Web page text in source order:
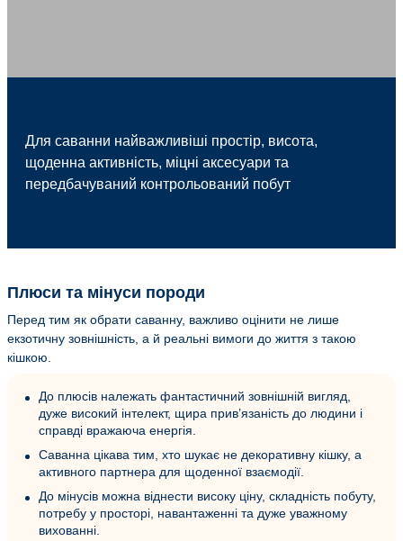
Для саванни найважливіші простір, висота,
щоденна активність, міцні аксесуари та
передбачуваний контрольований побут
Плюси та мінуси породи
Перед тим як обрати саванну, важливо оцінити не лише
екзотичну зовнішність, а й реальні вимоги до життя з такою
кішкою.
До плюсів належать фантастичний зовнішній вигляд,
дуже високий інтелект, щира прив’язаність до людини і
справді вражаюча енергія.
Саванна цікава тим, хто шукає не декоративну кішку, а
активного партнера для щоденної взаємодії.
До мінусів можна віднести високу ціну, складність побуту,
потребу у просторі, навантаженні та дуже уважному
вихованні.